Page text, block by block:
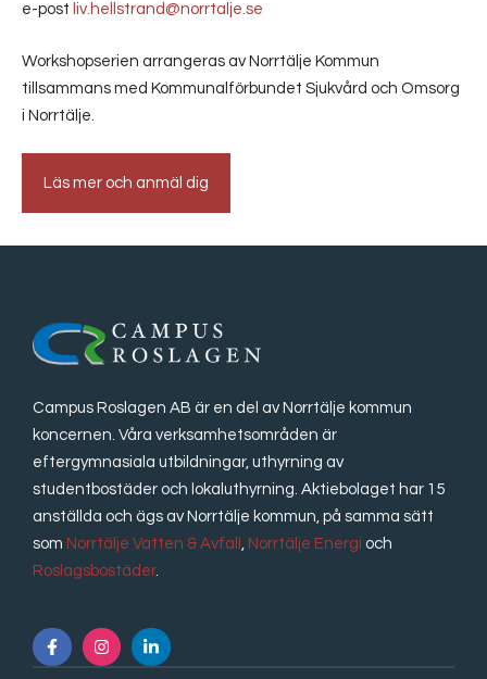
e-post liv.hellstrand@norrtalje.se
Workshopserien arrangeras av Norrtälje Kommun
tillsammans med Kommunalförbundet Sjukvård och Omsorg
i Norrtälje.
Läs mer och anmäl dig
Campus Roslagen AB är en del av Norrtälje kommun
koncernen. Våra verksamhetsområden är
eftergymnasiala utbildningar, uthyrning av
studentbostäder och lokaluthyrning. Aktiebolaget har 15
anställda och ägs av Norrtälje kommun, på samma sätt
som Norrtälje Vatten & Avfall Norrtälje Energi och
Roslagsbostäder.